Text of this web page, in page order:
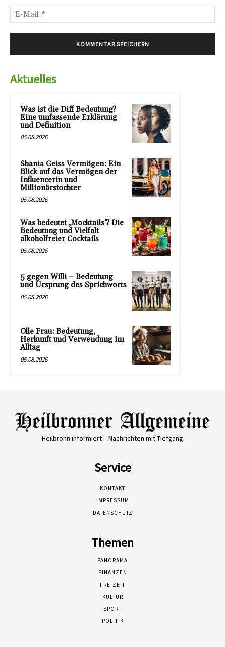
Aktuelles
Was ist die Diff Bedeutung?
Eine umfassende Erklärung
und Definition
05.08.2026
Shania Geiss Vermögen: Ein
Blick auf das Vermögen der
Influencerin und
Millionärstochter
05.08.2026
Was bedeutet ‚Mocktails‘? Die
Bedeutung und Vielfalt
alkoholfreier Cocktails
05.08.2026
5 gegen Willi – Bedeutung
und Ursprung des Sprichworts
05.08.2026
Olle Frau: Bedeutung,
Herkunft und Verwendung im
Alltag
05.08.2026
Heilbronn informiert – Nachrichten mit Tiefgang
Service
KONTAKT
IMPRESSUM
DATENSCHUTZ
Themen
PANORAMA
FINANZEN
FREIZEIT
KULTUR
SPORT
POLITIK